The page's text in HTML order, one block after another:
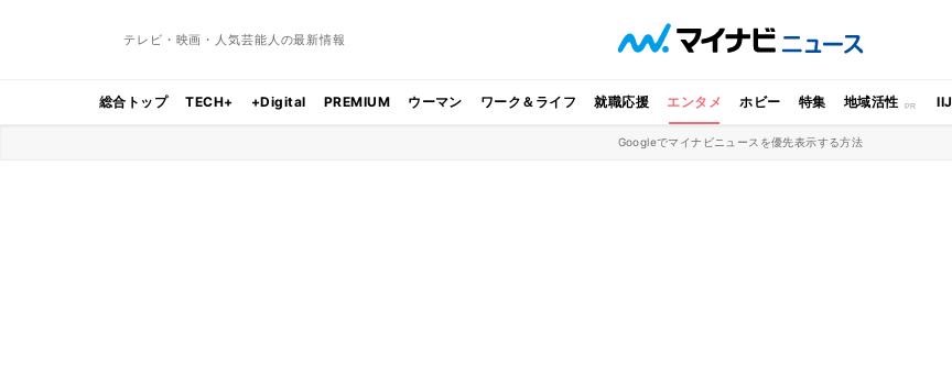
テレビ・映画・人気芸能人の最新情報
総合トップ TECH+ +Digital PREMIUM ウーマン ワーク＆ライフ 就職応援 エンタメ ホビー 特集 地域活性 IIJ
Googleでマイナビニュースを優先表示する方法